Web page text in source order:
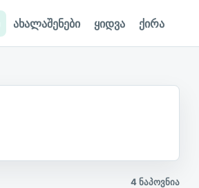
ახალაშენები ყიდვა ქირა
4ნაპოვნია